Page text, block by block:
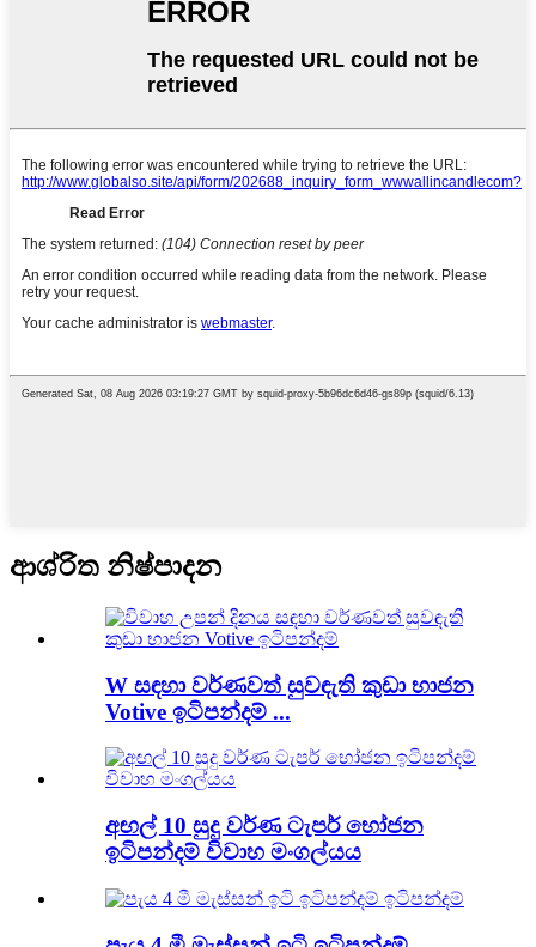
ආශ්රිත නිෂ්පාදන
W සඳහා වර්ණවත් සුවඳැති කුඩා භාජන
Votive ඉටිපන්දම් ...
අඟල් 10 සුදු වර්ණ ටැපර් භෝජන
ඉටිපන්දම් විවාහ මංගල්යය